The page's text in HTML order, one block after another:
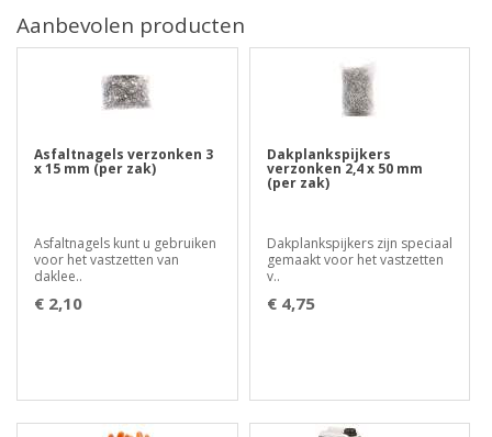
Aanbevolen producten
Asfaltnagels verzonken 3
x 15 mm (per zak)
Asfaltnagels kunt u gebruiken
voor het vastzetten van
daklee..
€ 2,10
Dakplankspijkers
verzonken 2,4 x 50 mm
(per zak)
Dakplankspijkers zijn speciaal
gemaakt voor het vastzetten
v..
€ 4,75